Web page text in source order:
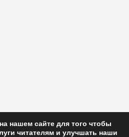
нашем сайте для того чтобы
читателям и улучшать наши